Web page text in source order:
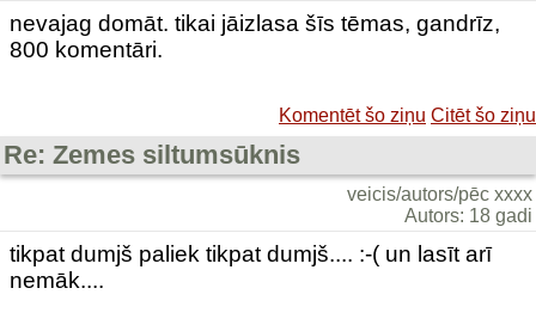
nevajag domāt. tikai jāizlasa šīs tēmas, gandrīz,
800 komentāri.
Komentēt šo ziņu Citēt šo ziņu
Re: Zemes siltumsūknis
veicis/autors/pēc xxxx
Autors: 18 gadi
tikpat dumjš paliek tikpat dumjš.... :-( un lasīt arī
nemāk....